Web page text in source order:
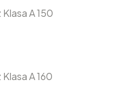
A 150
A 160